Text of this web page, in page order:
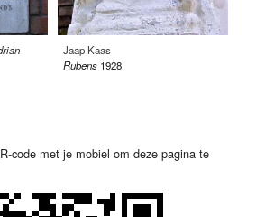
Jaap Kaas
Rubens 1928
code met je mobiel om deze pagina te